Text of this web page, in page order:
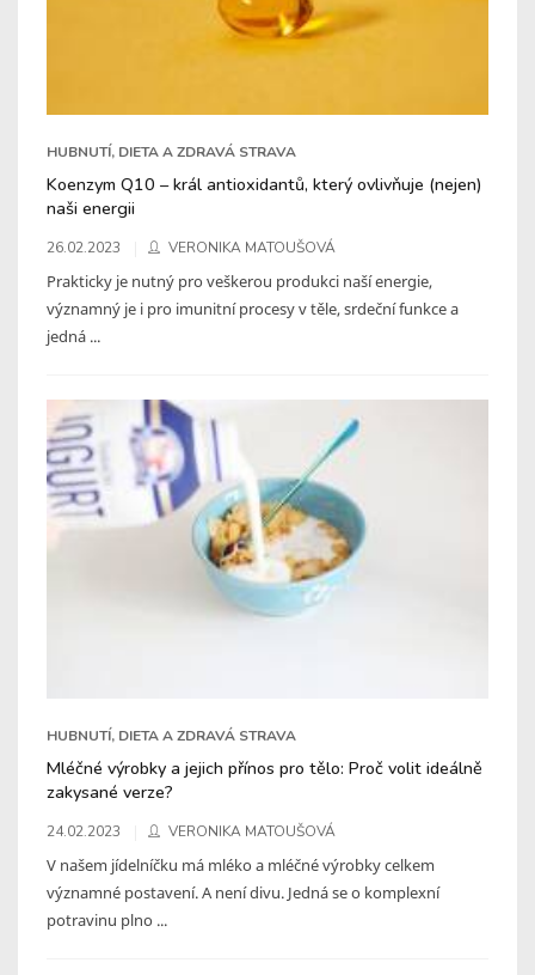
HUBNUTÍ, DIETA A ZDRAVÁ STRAVA
Koenzym Q10 – král antioxidantů, který ovlivňuje (nejen)
naši energii
26.02.2023 VERONIKA MATOUŠOVÁ
Prakticky je nutný pro veškerou produkci naší energie,
významný je i pro imunitní procesy v těle, srdeční funkce a
jedná ...
HUBNUTÍ, DIETA A ZDRAVÁ STRAVA
Mléčné výrobky a jejich přínos pro tělo: Proč volit ideálně
zakysané verze?
24.02.2023 VERONIKA MATOUŠOVÁ
V našem jídelníčku má mléko a mléčné výrobky celkem
významné postavení. A není divu. Jedná se o komplexní
potravinu plno ...